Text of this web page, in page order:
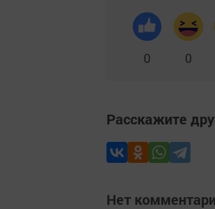
0 0
Расскажите
Нет